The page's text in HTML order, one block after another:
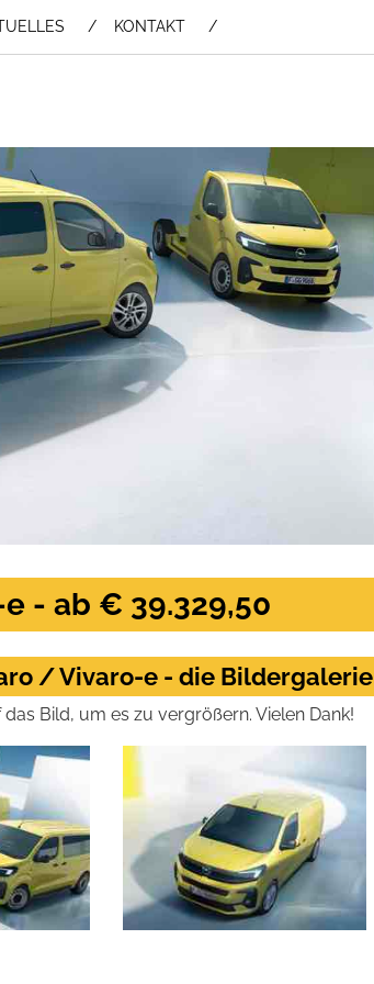
KONTAKT
- ab € 39.329,50
/ Vivaro-e - die Bildergalerie
das Bild, um es zu vergrößern. Vielen Dank!